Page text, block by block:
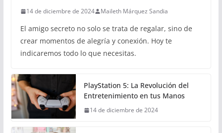
14 de diciembre de 2024 Maileth Márquez Sandia
El amigo secreto no solo se trata de regalar, sino de
crear momentos de alegría y conexión. Hoy te
indicaremos todo lo que necesitas.
PlayStation 5: La Revolución del
Entretenimiento en tus Manos
14 de diciembre de 2024